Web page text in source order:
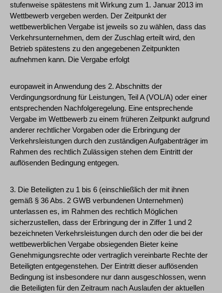
stufenweise spätestens mit Wirkung zum 1. Januar 2013 im
Wettbewerb vergeben werden. Der Zeitpunkt der
wettbewerblichen Vergabe ist jeweils so zu wählen, dass das
Verkehrsunternehmen, dem der Zuschlag erteilt wird, den
Betrieb spätestens zu den angegebenen Zeitpunkten
aufnehmen kann. Die Vergabe erfolgt
europaweit in Anwendung des 2. Abschnitts der
Verdingungsordnung für Leistungen, Teil A (VOL/A) oder einer
entsprechenden Nachfolgeregelung. Eine entsprechende
Vergabe im Wettbewerb zu einem früheren Zeitpunkt aufgrund
anderer rechtlicher Vorgaben oder die Erbringung der
Verkehrsleistungen durch den zuständigen Aufgabenträger im
Rahmen des rechtlich Zulässigen stehen dem Eintritt der
auflösenden Bedingung entgegen.
3. Die Beteiligten zu 1 bis 6 (einschließlich der mit ihnen
gemäß § 36 Abs. 2 GWB verbundenen Unternehmen)
unterlassen es, im Rahmen des rechtlich Möglichen
sicherzustellen, dass der Erbringung der in Ziffer 1 und 2
bezeichneten Verkehrsleistungen durch den oder die bei der
wettbewerblichen Vergabe obsiegenden Bieter keine
Genehmigungsrechte oder vertraglich vereinbarte Rechte der
Beteiligten entgegenstehen. Der Eintritt dieser auflösenden
Bedingung ist insbesondere nur dann ausgeschlossen, wenn
die Beteiligten für den Zeitraum nach Auslaufen der aktuellen